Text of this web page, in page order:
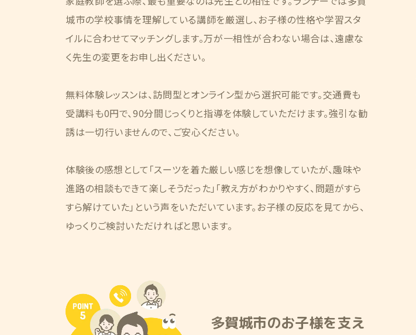
城市の学校事情を理解している講師を厳選し、お子様の性格や学習スタ
イルに合わせてマッチングします。万が一相性が合わない場合は、遠慮な
く先生の変更をお申し出ください。
無料体験レッスンは、訪問型とオンライン型から選択可能です。交通費も
受講料も0円で、90分間じっくりと指導を体験していただけます。強引な勧
誘は一切行いませんので、ご安心ください。
体験後の感想として「スーツを着た厳しい感じを想像していたが、趣味や
進路の相談もできて楽しそうだった」「教え方がわかりやすく、問題がすら
すら解けていた」という声をいただいています。お子様の反応を見てから、
ゆっくりご検討いただければと思います。
多賀城市のお子様を支え